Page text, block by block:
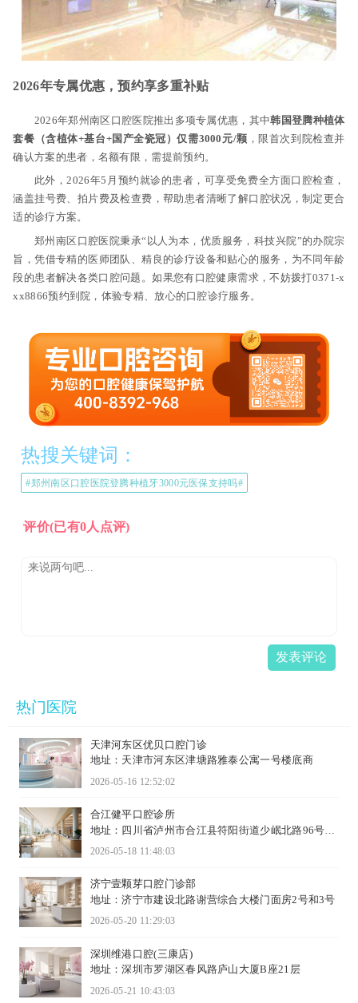
2026年专属优惠，预约享多重补贴
2026年郑州南区口腔医院推出多项专属优惠，其中韩国登腾种植体
套餐（含植体+基台+国产全瓷冠）仅需3000元/颗 ，限首次到院检查并
确认方案的患者，名额有限，需提前预约。
此外，2026年5月预约就诊的患者，可享受免费全方面口腔检查，
涵盖挂号费、拍片费及检查费，帮助患者清晰了解口腔状况，制定更合
适的诊疗方案。
郑州南区口腔医院秉承“以人为本，优质服务，科技兴院”的办院宗
旨，凭借专精的医师团队、精良的诊疗设备和贴心的服务，为不同年龄
段的患者解决各类口腔问题。如果您有口腔健康需求，不妨拨打0371-x
xx8866预约到院，体验专精、放心的口腔诊疗服务。
热搜关键词：
#郑州南区口腔医院登腾种植牙3000元医保支持吗#
评价(已有0人点评)
发表评论
热门医院
天津河东区优贝口腔门诊
地址：天津市河东区津塘路雅泰公寓一号楼底商
2026-05-16 12:52:02
合江健平口腔诊所
地址：四川省泸州市合江县符阳街道少岷北路96号B
2026-05-18 11:48:03
济宁壹颗芽口腔门诊部
地址：济宁市建设北路谢营综合大楼门面房2号和3号
2026-05-20 11:29:03
深圳维港口腔(三康店)
地址：深圳市罗湖区春风路庐山大厦B座21层
2026-05-21 10:43:03